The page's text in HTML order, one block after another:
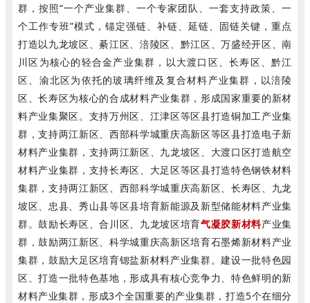
群，按照“一个产业集群、一个专家团队、一套支持政策、一
个工作专班”模式，锚定强链、补链、延链、固链关键，重点
打造以九龙坡区、綦江区、涪陵区、黔江区、万盛经开区、南
川区为核心的轻合金产业集群，以大渡口区、长寿区、黔江
区、渝北区为依托的玻璃纤维及复合材料产业集群，以涪陵
区、长寿区为核心的合成材料产业集群，形成国家重要的新材
料产业集聚区。支持万州区、江津区等区县打造铜加工产业集
群，支持两江新区、西部科学城重庆高新区等区县打造电子新
材料产业集群，支持两江新区、九龙坡区、大渡口区打造航空
材料产业集群，支持长寿区、大足区等区县打造特色钢铁材料
集群，支持两江新区、西部科学城重庆高新区、长寿区、九龙
坡区、忠县、秀山县等区县培育新能源及新型储能材料产业集
群。鼓励长寿区、合川区、九龙坡区培育气凝胶新材料产业集
群，鼓励两江新区、科学城重庆高新区培育石墨烯新材料产业
集群，鼓励大足区培育锶盐新材料产业集群。建设一批特色园
区、打造一批特色基地，形成具有核心竞争力、特色鲜明的新
材料产业集群，形成3个全国重要的产业集群，打造5个在细分